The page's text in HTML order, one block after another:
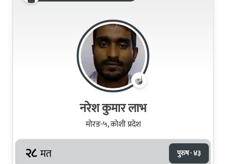
नरेश कुमार लाभ
मोरङ-५, कोशी प्रदेश
२८ मत पुरुष · ४३